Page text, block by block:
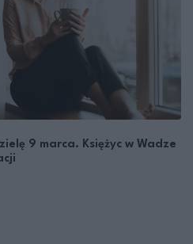
9 marca. Księżyc w Wadze